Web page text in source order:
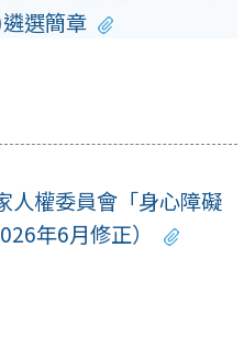
選簡章
人權委員會「身心障礙
年6月修正）